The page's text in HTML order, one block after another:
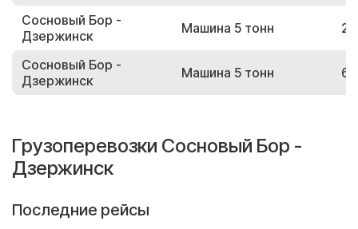
Сосновый Бор -
Дзержинск
Машина 5 тонн
Сосновый Бор -
Дзержинск
Машина 5 тонн
Грузоперевозки Сосновый Бор -
Дзержинск
Последние рейсы